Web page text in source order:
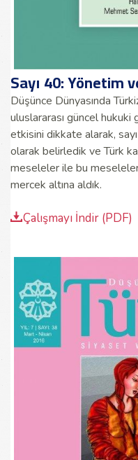
Sayı 40: Yönetim
Düşünce Dünyasında
uluslararası güncel
etkisini dikkate alarak, sayı
olarak belirledik veTürk
meseleler ile bu
mercek altına aldık.
Çalışmayı İndir (PDF)